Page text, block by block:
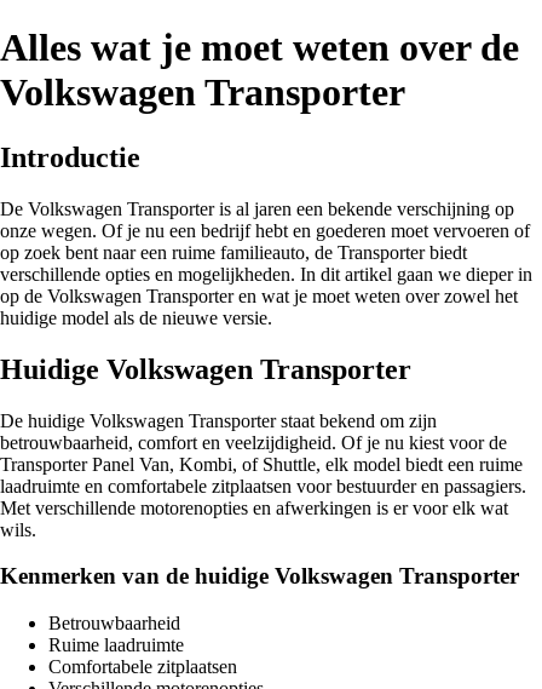
Alles wat je moet weten over de
Volkswagen Transporter
Introductie
De Volkswagen Transporter is al jaren een bekende verschijning op
onze wegen. Of je nu een bedrijf hebt en goederen moet vervoeren of
op zoek bent naar een ruime familieauto, de Transporter biedt
verschillende opties en mogelijkheden. In dit artikel gaan we dieper in
op de Volkswagen Transporter en wat je moet weten over zowel het
huidige model als de nieuwe versie.
Huidige Volkswagen Transporter
De huidige Volkswagen Transporter staat bekend om zijn
betrouwbaarheid, comfort en veelzijdigheid. Of je nu kiest voor de
Transporter Panel Van, Kombi, of Shuttle, elk model biedt een ruime
laadruimte en comfortabele zitplaatsen voor bestuurder en passagiers.
Met verschillende motorenopties en afwerkingen is er voor elk wat
wils.
Kenmerken van de huidige Volkswagen Transporter
Betrouwbaarheid
Ruime laadruimte
Comfortabele zitplaatsen